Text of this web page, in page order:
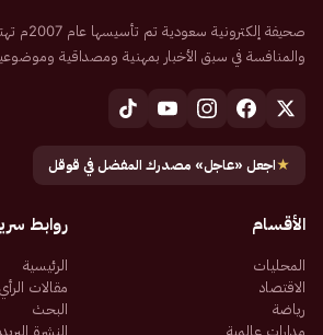
صحيفة
والمنافسة في سبق الأخبار بمهنية ومصداقية
★اجعل «عاجل» مصدرك المفضل في قوقل
الأقسام
المحليات
الاقتصاد
رياضة
مدارات عالمية
روابط
الرئيسية
مقالات الرأي
البحث
النشرة